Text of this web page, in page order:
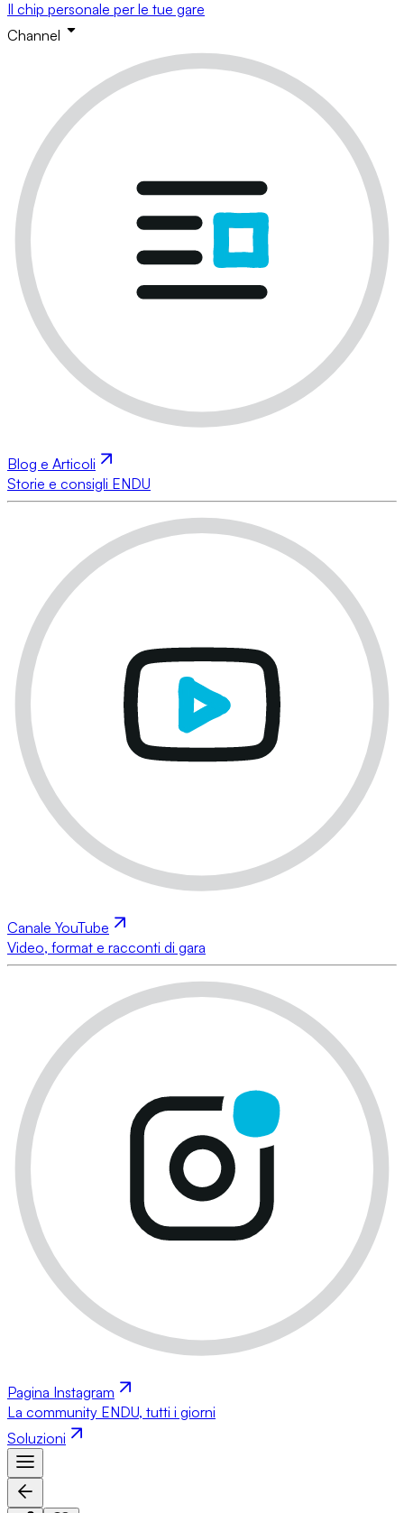
Il chip personale per le tue gare
Channel
Blog e Articoli
Storie e consigli ENDU
Canale YouTube
Video, format e racconti di gara
Pagina Instagram
La community ENDU, tutti i giorni
Soluzioni